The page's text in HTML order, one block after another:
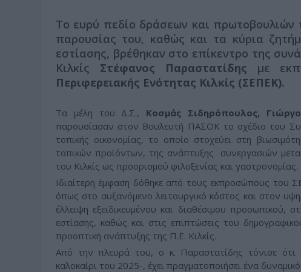
Το ευρύ πεδίο δράσεων και
παρουσίας του, καθώς και τα κύρια
εστίασης, βρέθηκαν στο επίκεντρο της
Κιλκίς Στέφανος Παραστατίδης με
Περιφερειακής Ενότητας Κιλκίς (ΣΕΠΕΚ).
Τα μέλη του Δ.Σ., Κοσμάς Σιδηρόπουλος,
παρουσίασαν στον Βουλευτή ΠΑΣΟΚ το σχέδιο του
τοπικής οικονομίας, το οποίο στοχεύει στη
τοπικών προϊόντων, της ανάπτυξης συνεργασιών
του Κιλκίς ως προορισμού φιλοξενίας και γαστρονομίας.
Ιδιαίτερη έμφαση δόθηκε από τους εκπροσώπους του
όπως στο αυξανόμενο λειτουργικό κόστος και στον
έλλειψη εξειδικευμένου και διαθέσιμου
εστίασης, καθώς και στις επιπτώσεις του
προοπτική ανάπτυξης της Π.Ε. Κιλκίς.
Από την πλευρά του, ο κ. Παραστατίδης τόνισε ότι
καλοκαίρι του 2025-, έχει πραγματοποιήσει ένα